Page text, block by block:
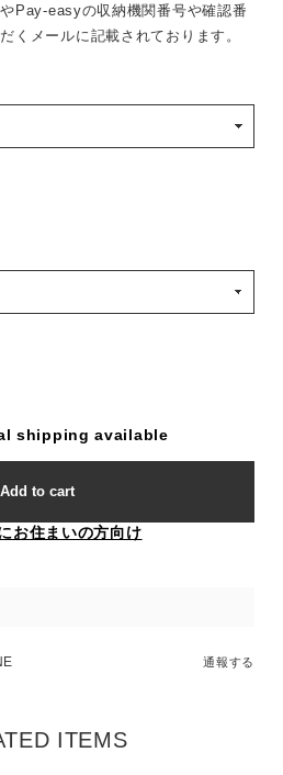
Pay-easyの収納機関番号や確認番
くメールに記載されております。
shipping available
Add to cart
お住まいの方向け
通報する
ITEMS